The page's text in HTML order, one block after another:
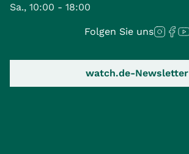
Sa., 10:00 - 18:00
Folgen Sie uns
watch.de-Newsletter